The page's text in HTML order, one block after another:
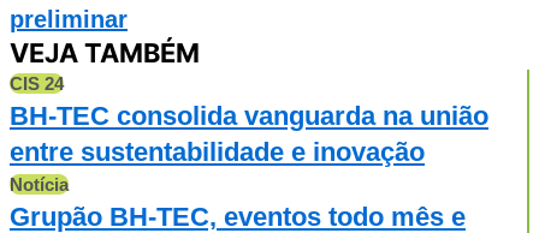
preliminar
VEJA TAMBÉM
CIS 24
BH-TEC consolida vanguarda na união
entre sustentabilidade e inovação
Notícia
Grupão BH-TEC, eventos todo mês e